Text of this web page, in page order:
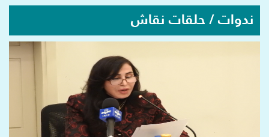
ندوات / حلقات نقاش